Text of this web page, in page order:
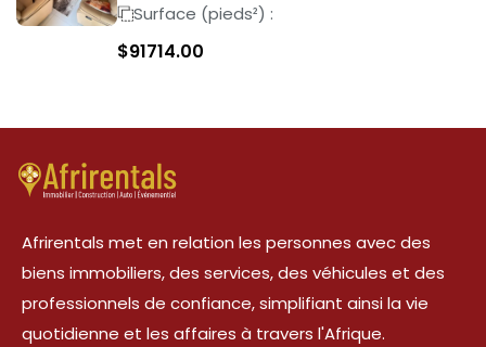
Surface (pieds²) :
$91714.00
Afrirentals met en relation les personnes avec des
biens immobiliers, des services, des véhicules et des
professionnels de confiance, simplifiant ainsi la vie
quotidienne et les affaires à travers l'Afrique.